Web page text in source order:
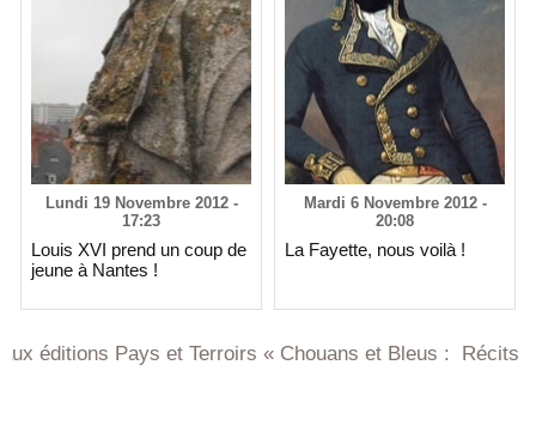
Lundi 19 Novembre 2012 -
17:23
Louis XVI prend un coup de
jeune à Nantes !
Mardi 6 Novembre 2012 -
20:08
La Fayette, nous voilà !
Pays et Terroirs « Chouans et Bleus : Récits de